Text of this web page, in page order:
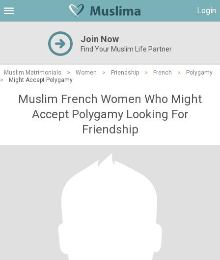
Login
Join Now
Find Your Muslim Life Partner
Muslim Matrimonials > Women > Friendship > French >
Polygamy
>
Might Accept Polygamy
Muslim French Women Who Might
Accept Polygamy Looking For
Friendship